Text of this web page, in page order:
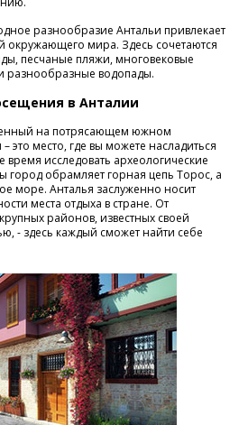
разнообразие Антальи привлекает
окружающего мира. Здесь сочетаются
песчаные пляжи, многовековые
разнообразные водопады.
в Анталии
на потрясающем южном
это место, где вы можете насладиться
исследовать археологические
город обрамляет горная цепь Торос, а
море. Анталья заслуженно носит
места отдыха в стране. От
районов, известных своей
- здесь каждый сможет найти себе